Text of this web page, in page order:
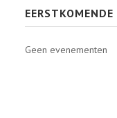
Geen evenementen